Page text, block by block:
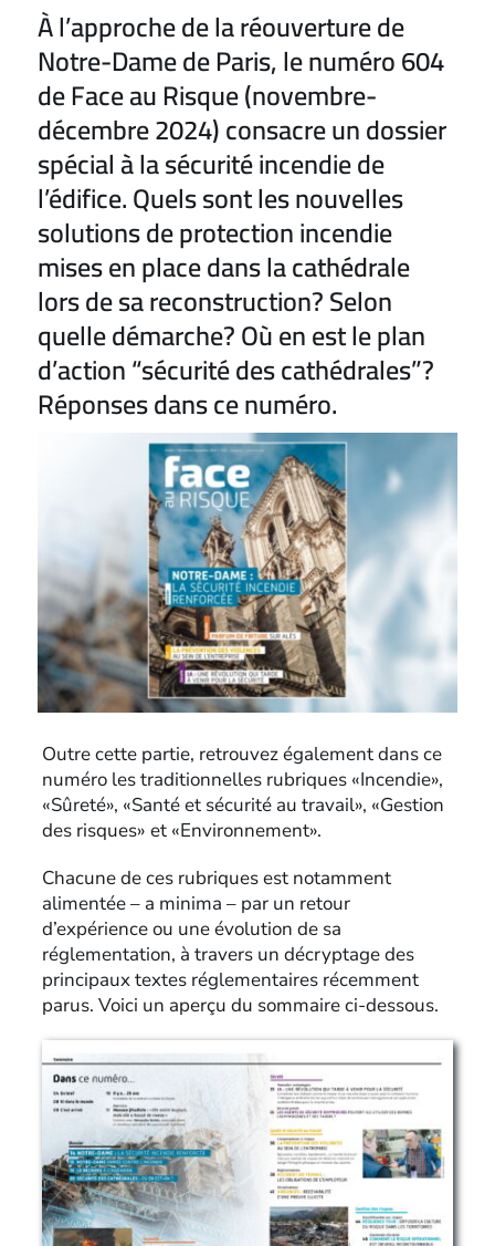
À l’approche de la réouverture de
Notre-Dame de Paris, le numéro 604
de Face au Risque (novembre-
décembre 2024) consacre un dossier
spécial à la sécurité incendie de
l’édifice. Quels sont les nouvelles
solutions de protection incendie
mises en place dans la cathédrale
lors de sa reconstruction? Selon
quelle démarche? Où en est le plan
d’action “sécurité des cathédrales”?
Réponses dans ce numéro.
Outre cette partie, retrouvez également dans ce
numéro les traditionnelles rubriques «Incendie»,
«Sûreté», «Santé et sécurité au travail», «Gestion
des risques» et «Environnement».
Chacune de ces rubriques est notamment
alimentée – a minima – par un retour
d’expérience ou une évolution de sa
réglementation, à travers un décryptage des
principaux textes réglementaires récemment
parus. Voici un aperçu du sommaire ci-dessous.